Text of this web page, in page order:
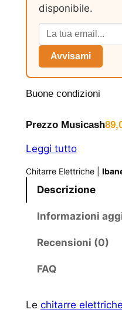
disponibile.
Avvisami
Buone condizioni
Prezzo Musicash
Leggi tutto
Chitarre Elettriche|
Descrizione
Informazioni
Recensioni (0)
FAQ
Le chitarre elettriche